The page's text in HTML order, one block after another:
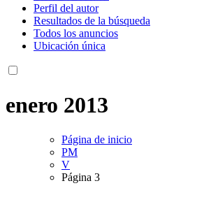
Perfil del autor
Resultados de la búsqueda
Todos los anuncios
Ubicación única
enero 2013
Página de inicio
PM
V
Página 3